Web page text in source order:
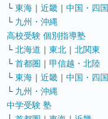
└ 東海 ｜ 近畿 ｜ 中国・四国
└ 九州・沖縄
高校受験 個別指導塾
└ 北海道 ｜ 東北 ｜ 北関東
└ 首都圏 ｜ 甲信越・北陸
└ 東海 ｜ 近畿 ｜ 中国・四国
└ 九州・沖縄
中学受験 塾